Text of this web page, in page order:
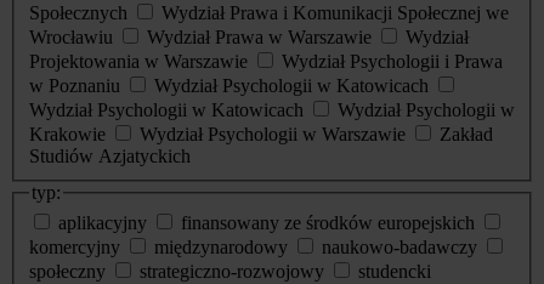
Społecznych
Wydział Prawa i Komunikacji Społecznej we
Wrocławiu
Wydział Prawa w Warszawie
Wydział
Projektowania w Warszawie
Wydział Psychologii i Prawa
w Poznaniu
Wydział Psychologii w Katowicach
Wydział Psychologii w Katowicach
Wydział Psychologii w
Krakowie
Wydział Psychologii w Warszawie
Zakład
Studiów Azjatyckich
typ:
aplikacyjny
finansowany ze środków europejskich
komercyjny
międzynarodowy
naukowo-badawczy
społeczny
strategiczno-rozwojowy
studencki